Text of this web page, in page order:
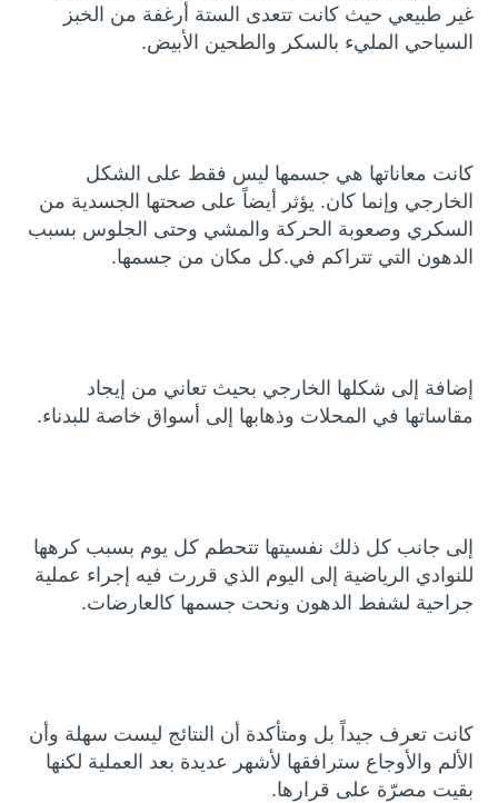
غير طبيعي حيث كانت تتعدى الستة أرغفة من الخبز
السياحي المليء بالسكر والطحين الأبيض.
كانت معاناتها هي جسمها ليس فقط على الشكل
الخارجي وإنما كان. يؤثر أيضاً على صحتها الجسدية من
السكري وصعوبة الحركة والمشي وحتى الجلوس بسبب
الدهون التي تتراكم في.كل مكان من جسمها.
إضافة إلى شكلها الخارجي بحيث تعاني من إيجاد
مقاساتها في المحلات وذهابها إلى أسواق خاصة للبدناء.
إلى جانب كل ذلك نفسيتها تتحطم كل يوم بسبب كرهها
للنوادي الرياضية إلى اليوم الذي قررت فيه إجراء عملية
جراحية لشفط الدهون ونحت جسمها كالعارضات.
كانت تعرف جيداً بل ومتأكدة أن النتائج ليست سهلة وأن
الألم والأوجاع سترافقها لأشهر عديدة بعد العملية لكنها
بقيت مصرّة على قرارها.